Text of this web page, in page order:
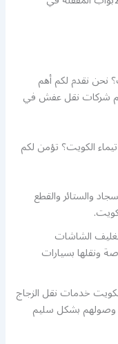
نحن نقدم لكم أهم
شركات نقل عفش في
الكويت؟ تؤمن لكم
والستائر والقطع
الشاشات
ونقلها بسيارات
خدمات نقل الزجاج
وصولهم بشكل سليم